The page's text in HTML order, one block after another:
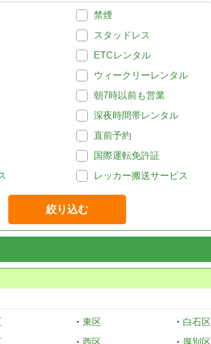
禁煙
スタッドレス
ETCレンタル
ウィークリーレンタル
朝7時以前も営業
深夜時間帯レンタル
直前予約
国際運転免許証
レッカー搬送サービス
絞り込む
・ 東区 ・ 白石区
・ 西区 ・ 厚別区